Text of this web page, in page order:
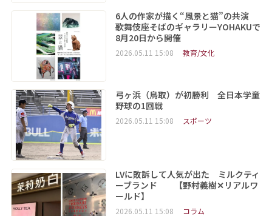
6人の作家が描く“風景と猫”の共演
歌舞伎座そばのギャラリーYOHAKUで
8月20日から開催
2026.05.11 15:08 教育/文化
弓ヶ浜（鳥取）が初勝利 全日本学童
野球の1回戦
2026.05.11 15:08 スポーツ
LVに敗訴して人気が出た ミルクティ
ーブランド 【野村義樹✕リアルワ
ールド】
2026.05.11 15:08 コラム